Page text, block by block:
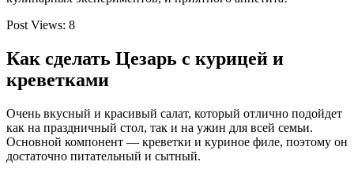
Post Views: 8
Как сделать Цезарь с курицей и
креветками
Очень вкусный и красивый салат, который отлично подойдет
как на праздничный стол, так и на ужин для всей семьи.
Основной компонент — креветки и куриное филе, поэтому он
достаточно питательный и сытный.